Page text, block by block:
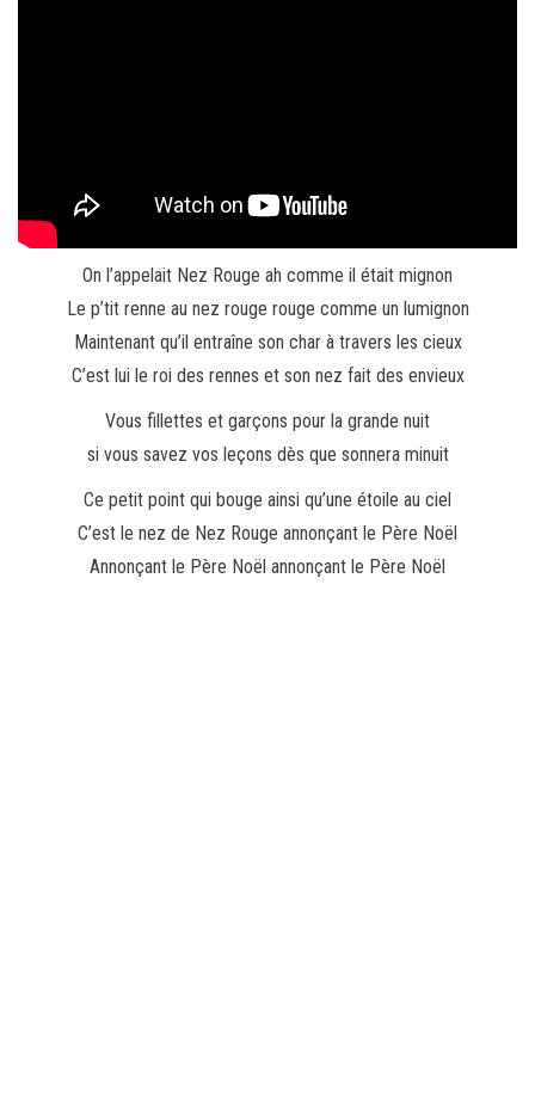
On l’appelait Nez Rouge ah comme il était mignon
Le p’tit renne au nez rouge rouge comme un lumignon
Maintenant qu’il entraîne son char à travers les cieux
C’est lui le roi des rennes et son nez fait des envieux
Vous fillettes et garçons pour la grande nuit
si vous savez vos leçons dès que sonnera minuit
Ce petit point qui bouge ainsi qu’une étoile au ciel
C’est le nez de Nez Rouge annonçant le Père Noël
Annonçant le Père Noël annonçant le Père Noël